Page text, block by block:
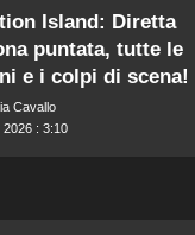
Island: Diretta
puntata, tutte le
e i colpi di scena!
Cavallo
2026 : 3:10